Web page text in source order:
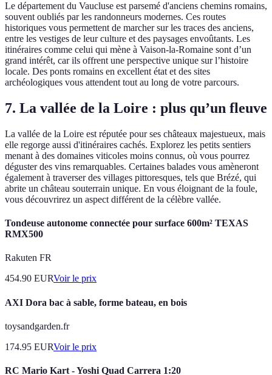
Le département du Vaucluse est parsemé d'anciens chemins romains,
souvent oubliés par les randonneurs modernes. Ces routes
historiques vous permettent de marcher sur les traces des anciens,
entre les vestiges de leur culture et des paysages envoûtants. Les
itinéraires comme celui qui mène à Vaison-la-Romaine sont d’un
grand intérêt, car ils offrent une perspective unique sur l’histoire
locale. Des ponts romains en excellent état et des sites
archéologiques vous attendent tout au long de votre parcours.
7. La vallée de la Loire : plus qu’un fleuve
La vallée de la Loire est réputée pour ses châteaux majestueux, mais
elle regorge aussi d'itinéraires cachés. Explorez les petits sentiers
menant à des domaines viticoles moins connus, où vous pourrez
déguster des vins remarquables. Certaines balades vous amèneront
également à traverser des villages pittoresques, tels que Brézé, qui
abrite un château souterrain unique. En vous éloignant de la foule,
vous découvrirez un aspect différent de la célèbre vallée.
Tondeuse autonome connectée pour surface 600m² TEXAS
RMX500
Rakuten FR
454.90 EURVoir le prix
AXI Dora bac à sable, forme bateau, en bois
toysandgarden.fr
174.95 EURVoir le prix
RC Mario Kart - Yoshi Quad Carrera 1:20